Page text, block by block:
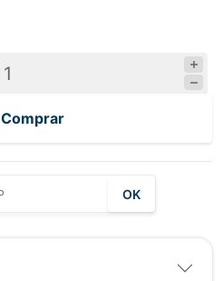
Comprar
OK